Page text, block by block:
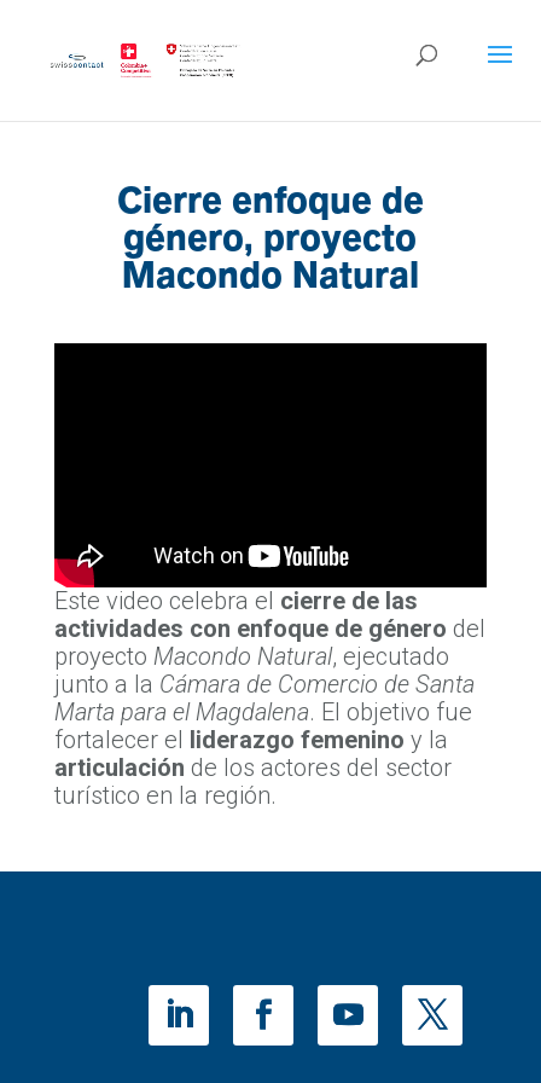
Cierre enfoque de
género, proyecto
Macondo Natural
Este video celebra el cierre de las
actividades con enfoque de género del
proyecto Macondo Natural, ejecutado
junto a la Cámara de Comercio de Santa
Marta para el Magdalena. El objetivo fue
fortalecer el liderazgo femenino y la
articulación de los actores del sector
turístico en la región.